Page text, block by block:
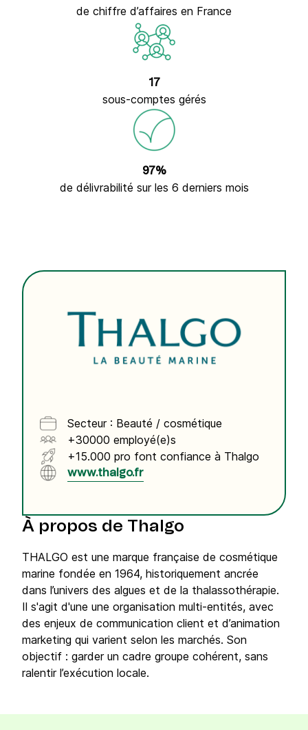
de chiffre d’affaires en France
17
sous-comptes gérés
97%
de délivrabilité sur les 6 derniers mois
Secteur : Beauté / cosmétique
+30000 employé(e)s
+15.000 pro font confiance à Thalgo
www.thalgo.fr
À propos de Thalgo
THALGO est une marque française de cosmétique
marine fondée en 1964, historiquement ancrée
dans l’univers des algues et de la thalassothérapie.
Il s'agit d'une une organisation multi-entités, avec
des enjeux de communication client et d’animation
marketing qui varient selon les marchés. Son
objectif : garder un cadre groupe cohérent, sans
ralentir l’exécution locale.